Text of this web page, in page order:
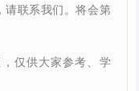
联系我们。将会第
仅供大家参考、学